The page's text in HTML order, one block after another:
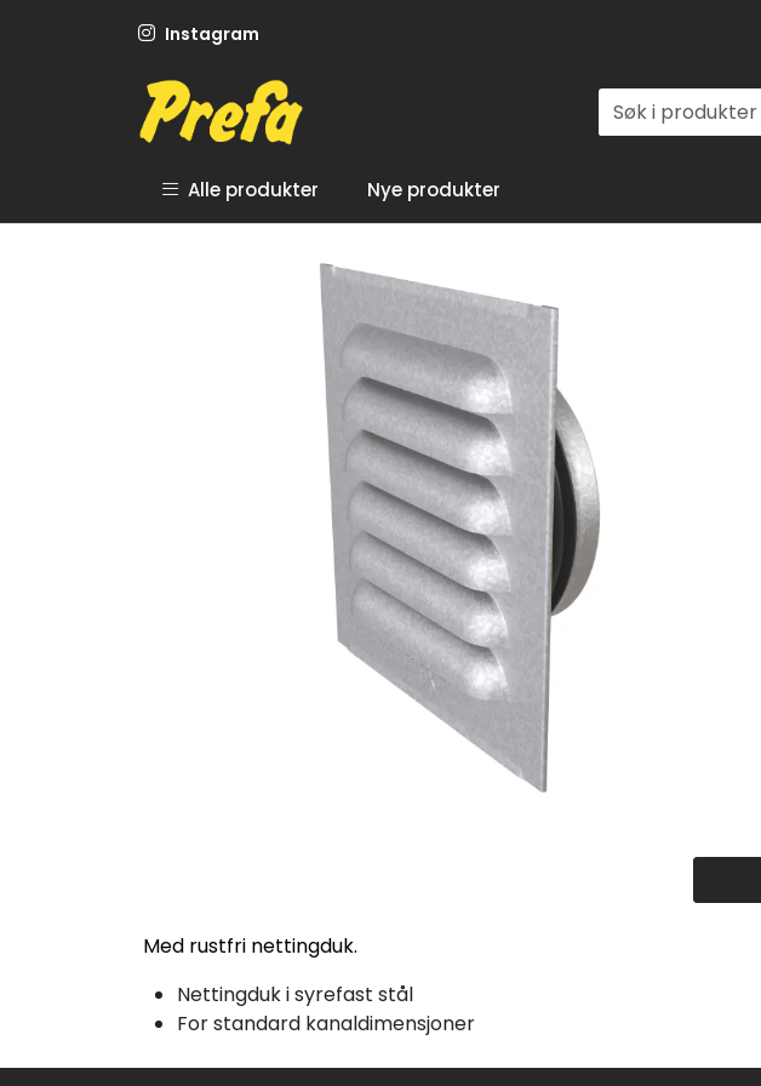
Instagram
Alle produkter Nye produkter
Med rustfri nettingduk.
Nettingduk i syrefast stål
For standard kanaldimensjoner